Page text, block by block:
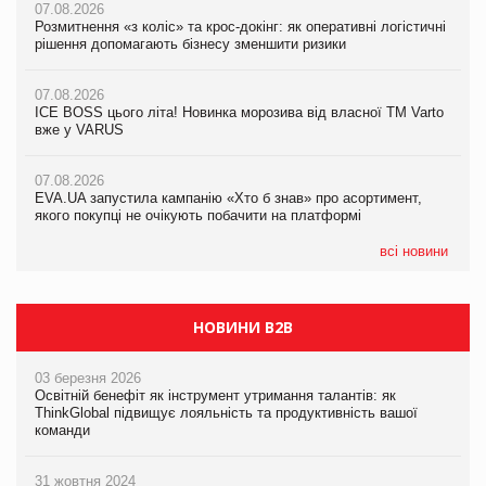
07.08.2026
Розмитнення «з коліс» та крос-докінг: як оперативні логістичні
рішення допомагають бізнесу зменшити ризики
07.08.2026
ICE BOSS цього літа! Новинка морозива від власної ТМ Varto
вже у VARUS
07.08.2026
EVA.UA запустила кампанію «Хто б знав» про асортимент,
якого покупці не очікують побачити на платформі
всі новини
07.08.2026
EVA.UA запустила кампанію «Хто б знав» про асортимент,
06.08.2026
Смачна новинка для хвостатих: у VARUS з’явилися паучі
05.08.2026
Мережа супермаркетів VARUS купує мережу магазинів
07.08.2026
Kraft Heinz скоротила збиток у першому півріччі
Продажі Hugo Boss впали на 9%
НОВИНИ B2B
03 березня 2026
Освітній бенефіт як інструмент утримання талантів: як
ThinkGlobal підвищує лояльність та продуктивність вашої
команди
31 жовтня 2024